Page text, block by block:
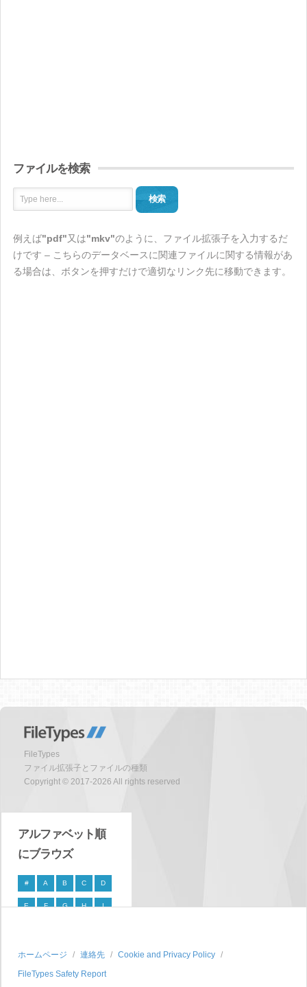
ファイルを検索
検索
例えば"pdf"又は"mkv"のように、ファイル拡張子を入力するだ
けです – こちらのデータベースに関連ファイルに関する情報があ
る場合は、ボタンを押すだけで適切なリンク先に移動できます。
FileTypes
ファイル拡張子とファイルの種類
Copyright © 2017-2026 All rights reserved
アルファベット順
にブラウズ
# A B C D
E F G H I
P Q R S
T U V W X
ホームページ 連絡先
Cookie and Privacy Policy
FileTypes Safety Report